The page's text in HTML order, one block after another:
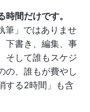
間だけです。
筆」ではありませ
下書き、編集、事
そして誰もスケジ
の、誰もが費やし
する2時間」も含